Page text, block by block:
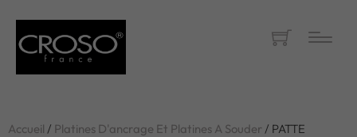
Accueil / Platines D'ancrage Et Platines A Souder/ PATTE